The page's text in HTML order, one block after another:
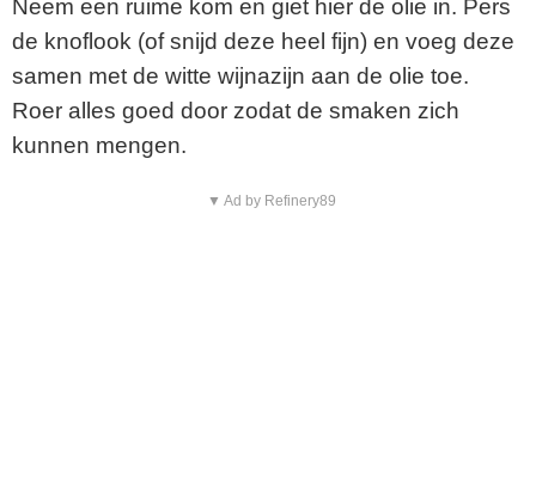
Neem een ruime kom en giet hier de olie in. Pers
de knoflook (of snijd deze heel fijn) en voeg deze
samen met de witte wijnazijn aan de olie toe.
Roer alles goed door zodat de smaken zich
kunnen mengen.
▼ Ad by Refinery89